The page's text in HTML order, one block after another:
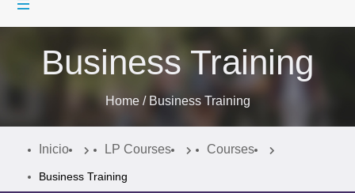
Business Training
Home / Business Training
Inicio LP Courses Courses
Business Training